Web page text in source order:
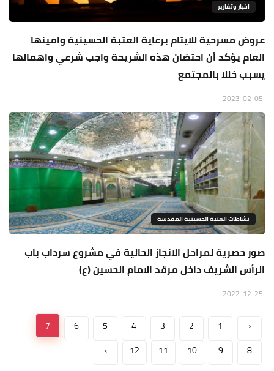
اخبار وتقارير
عروض مسرحية للايتام برعاية العتبة الحسينية وامينها
العام يؤكد أن احتضان هذه الشريحة واجب شرعي واهمالها
يسبب خللا بالمجتمع
نشاطات العتبة الحسينية المقدسة
صور حصرية لمراحل الانجاز الحالية في مشروع سرداب باب
الرأس الشريف داخل مرقد الامام الحسين (ع)
‹
1
2
3
4
5
6
7
8
9
10
11
12
›